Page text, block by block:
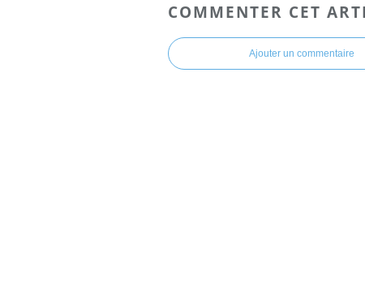
COMMENTER CET
Ajouter un commentaire